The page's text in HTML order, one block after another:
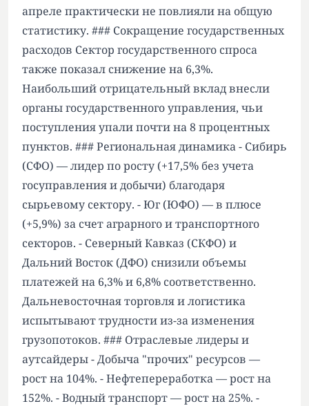
апреле практически не повлияли на общую
статистику. ### Сокращение государственных
расходов Сектор государственного спроса
также показал снижение на 6,3%.
Наибольший отрицательный вклад внесли
органы государственного управления, чьи
поступления упали почти на 8 процентных
пунктов. ### Региональная динамика - Сибирь
(СФО) — лидер по росту (+17,5% без учета
госуправления и добычи) благодаря
сырьевому сектору. - Юг (ЮФО) — в плюсе
(+5,9%) за счет аграрного и транспортного
секторов. - Северный Кавказ (СКФО) и
Дальний Восток (ДФО) снизили объемы
платежей на 6,3% и 6,8% соответственно.
Дальневосточная торговля и логистика
испытывают трудности из-за изменения
грузопотоков. ### Отраслевые лидеры и
аутсайдеры - Добыча "прочих" ресурсов —
рост на 104%. - Нефтепереработка — рост на
152%. - Водный транспорт — рост на 25%. -